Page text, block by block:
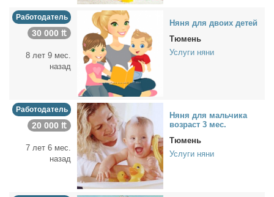
Работодатель
30 000 ₶
8 лет 9 мес.
назад
Ня­ня для дво­их де­тей
Тюмень
Услуги няни
Работодатель
20 000 ₶
7 лет 6 мес.
назад
Ня­ня для маль­чи­ка
воз­раст 3 мес.
Тюмень
Услуги няни